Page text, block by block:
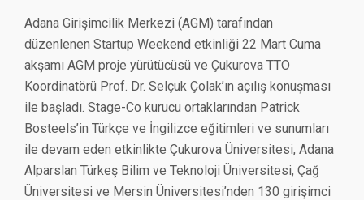
Adana Girişimcilik Merkezi (AGM) tarafından
düzenlenen Startup Weekend etkinliği 22 Mart Cuma
akşamı AGM proje yürütücüsü ve Çukurova TTO
Koordinatörü Prof. Dr. Selçuk Çolak’ın açılış konuşması
ile başladı. Stage-Co kurucu ortaklarından Patrick
Bosteels’in Türkçe ve İngilizce eğitimleri ve sunumları
ile devam eden etkinlikte Çukurova Üniversitesi, Adana
Alparslan Türkeş Bilim ve Teknoloji Üniversitesi, Çağ
Üniversitesi ve Mersin Üniversitesi’nden 130 girişimci